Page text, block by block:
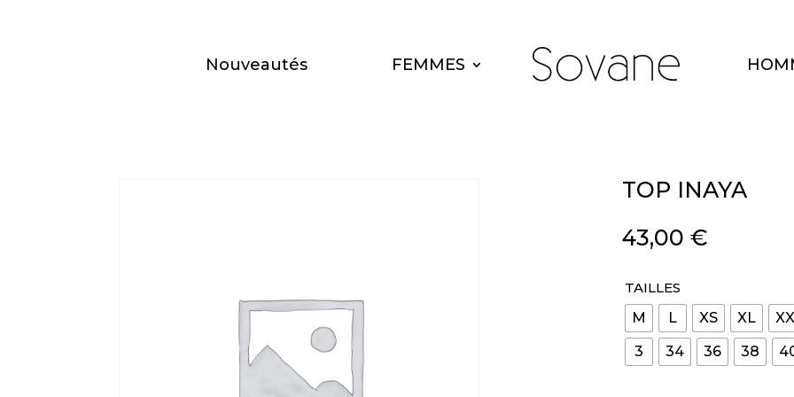
Nouveautés FEMMES
TOP INAYA
43,00 €
TAILLES
M
L XS XL
3
34 36 38